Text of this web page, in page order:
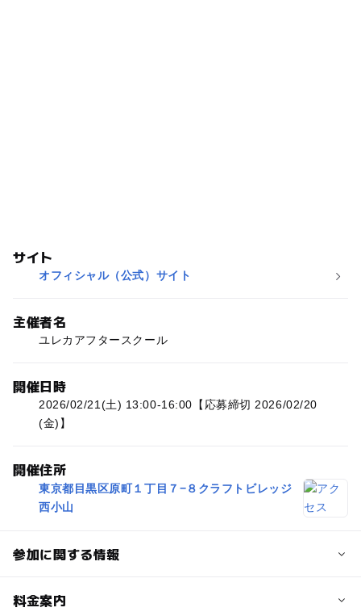
サイト
オフィシャル（公式）サイト
主催者名
ユレカアフタースクール
開催日時
2026/02/21(土) 13:00-16:00【応募締切 2026/02/20
(金)】
開催住所
東京都目黒区原町１丁目７−８クラフトビレッジ
西小山
参加に関する情報
定員
料金案内